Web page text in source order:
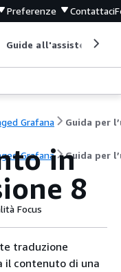
Preferenze Contattaci
Guide all'assistenza
Grafana
Grafana Guida per
in
8
Focus
traduzione
contenuto di una